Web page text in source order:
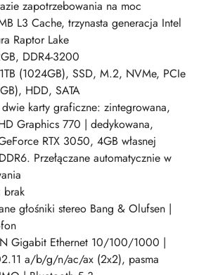
zapotrzebowania na moc
L3 Cache, trzynasta generacja Intel
Raptor Lake
DDR4-3200
(1024GB), SSD, M.2, NVMe, PCIe
HDD, SATA
dwie karty graficzne: zintegrowana,
Graphics 770 | dedykowana,
RTX 3050, 4GB własnej
Przełączane automatycznie w
brak
głośniki stereo Bang & Olufsen |
Gigabit Ethernet 10/100/1000 |
a/b/g/n/ac/ax (2x2), pasma